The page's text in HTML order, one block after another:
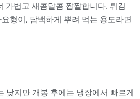
가볍고 새콤달콤 짭짤합니다. 튀김
형이, 담백하게 뿌려 먹는 용도라면
낮지만 개봉 후에는 냉장에서 빠르게